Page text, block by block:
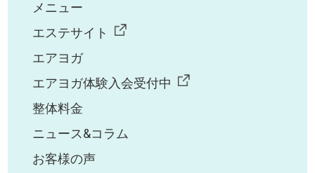
メニュー
エステサイト
エアヨガ
エアヨガ体験入会受付中
整体料金
ニュース&コラム
お客様の声